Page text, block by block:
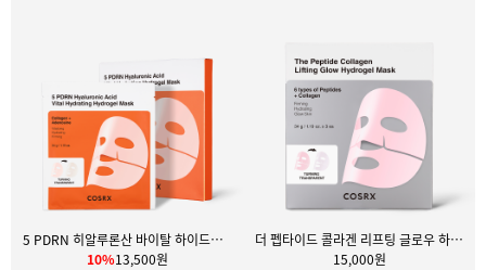
5 PDRN 히알루론산 바이탈 하이드레이팅 하이드로겔 마스크
10%13,500원
더 펩타이드 콜라겐 리프팅 글로우 하이드로겔 마스크 3매입
15,000원